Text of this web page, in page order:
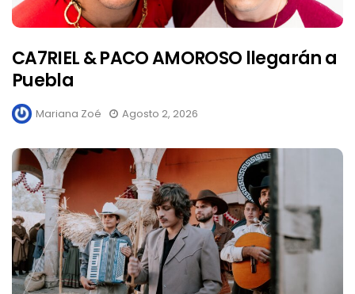
CA7RIEL & PACO AMOROSO llegarán a
Puebla
Mariana Zoé Agosto 2, 2026